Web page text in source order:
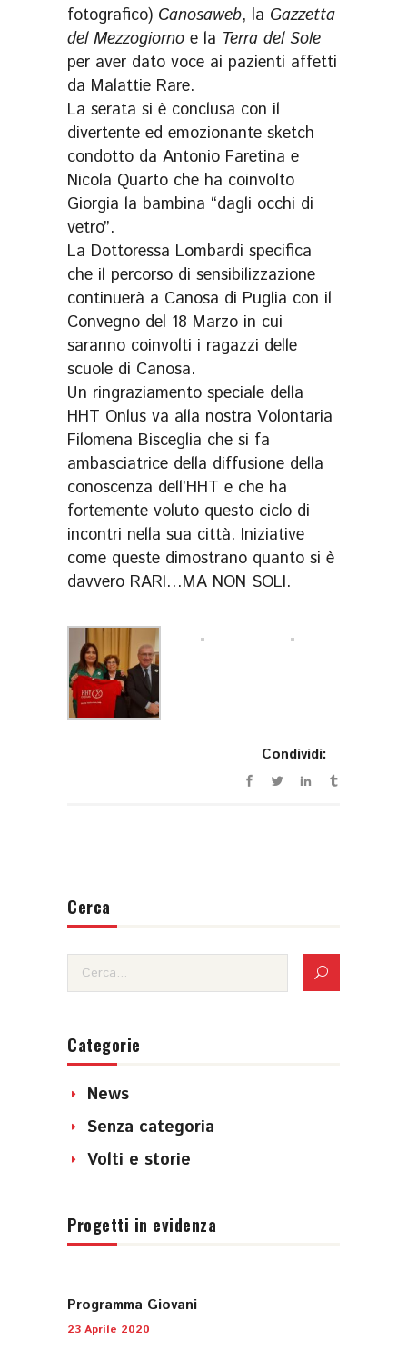
fotografico) Canosaweb, la Gazzetta
del Mezzogiorno e la Terra del Sole
per aver dato voce ai pazienti affetti
da Malattie Rare.
La serata si è conclusa con il
divertente ed emozionante sketch
condotto da Antonio Faretina e
Nicola Quarto che ha coinvolto
Giorgia la bambina “dagli occhi di
vetro”.
La Dottoressa Lombardi specifica
che il percorso di sensibilizzazione
continuerà a Canosa di Puglia con il
Convegno del 18 Marzo in cui
saranno coinvolti i ragazzi delle
scuole di Canosa.
Un ringraziamento speciale della
HHT Onlus va alla nostra Volontaria
Filomena Bisceglia che si fa
ambasciatrice della diffusione della
conoscenza dell’HHT e che ha
fortemente voluto questo ciclo di
incontri nella sua città. Iniziative
come queste dimostrano quanto si è
davvero RARI…MA NON SOLI.
Condividi:
Cerca
Categorie
News
Senza categoria
Volti e storie
Progetti in evidenza
Programma Giovani
23 Aprile 2020